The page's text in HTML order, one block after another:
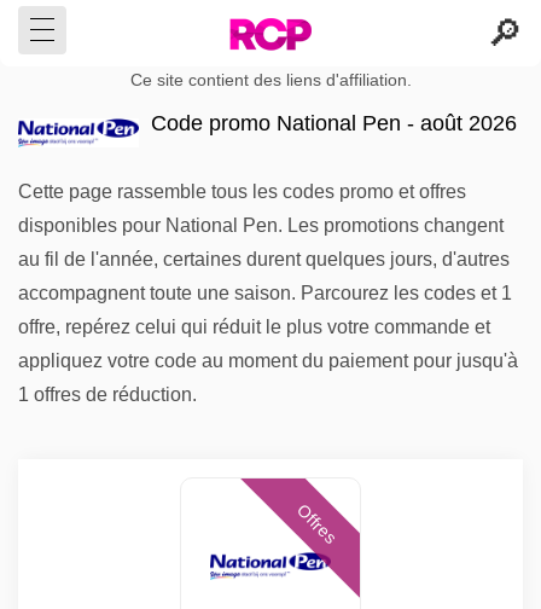
Ce site contient des liens d'affiliation.
Code promo National Pen - août 2026
Cette page rassemble tous les codes promo et offres
disponibles pour National Pen. Les promotions changent
au fil de l'année, certaines durent quelques jours, d'autres
accompagnent toute une saison. Parcourez les codes et 1
offre, repérez celui qui réduit le plus votre commande et
appliquez votre code au moment du paiement pour jusqu'à
1 offres de réduction.
Offres